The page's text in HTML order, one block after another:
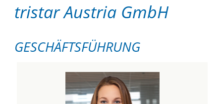
tristar Austria GmbH
GESCHÄFTSFÜHRUNG